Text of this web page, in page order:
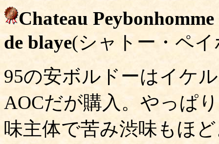
Chateau
de blaye(シャトー・ペ
95の安ボルドーはイケ
AOCだが購入。やっぱ
味主体で苦み渋味もほ